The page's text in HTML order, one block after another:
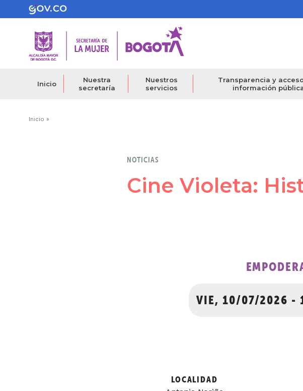
al
contenido
Inicio
Nuestra
secretaría
Nuestros
servicios
Transparencia y
información
Ruta
Inicio
NOTICIAS
Cine Violeta:
VIE, 10/07/2026 -
LOCALIDAD